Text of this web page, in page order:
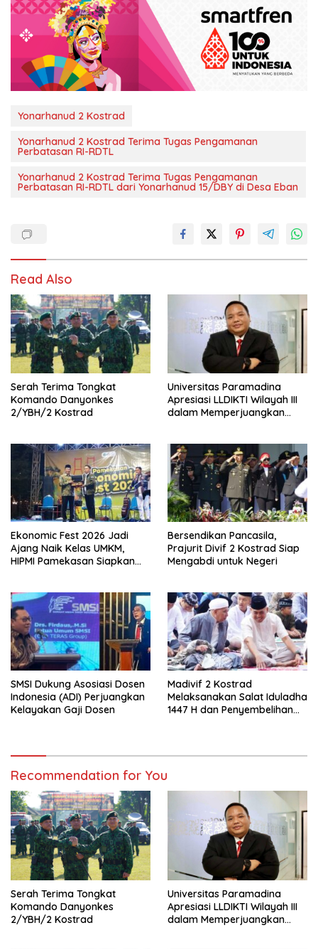
Yonarhanud 2 Kostrad
Yonarhanud 2 Kostrad Terima Tugas Pengamanan
Perbatasan RI-RDTL
Yonarhanud 2 Kostrad Terima Tugas Pengamanan
Perbatasan RI-RDTL dari Yonarhanud 15/DBY di Desa Eban
Read Also
Serah Terima Tongkat
Komando Danyonkes
2/YBH/2 Kostrad
Universitas Paramadina
Apresiasi LLDIKTI Wilayah III
dalam Memperjuangkan
Ekonomic Fest 2026 Jadi
Ajang Naik Kelas UMKM,
HIPMI Pamekasan Siapkan
Bersendikan Pancasila,
Prajurit Divif 2 Kostrad Siap
Mengabdi untuk Negeri
SMSI Dukung Asosiasi Dosen
Indonesia (ADI) Perjuangkan
Kelayakan Gaji Dosen
Madivif 2 Kostrad
Melaksanakan Salat Iduladha
1447 H dan Penyembelihan
Recommendation for You
Serah Terima Tongkat
Komando Danyonkes
2/YBH/2 Kostrad
Universitas Paramadina
Apresiasi LLDIKTI Wilayah III
dalam Memperjuangkan